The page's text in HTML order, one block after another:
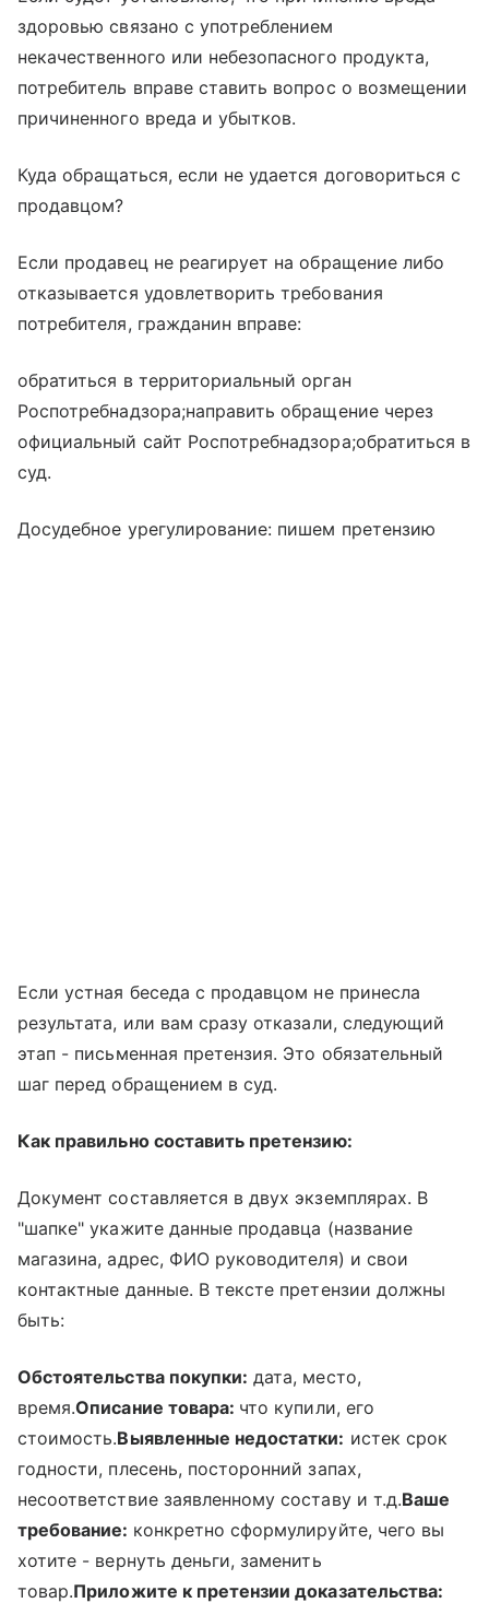
здоровью связано с употреблением
некачественного или небезопасного продукта,
потребитель вправе ставить вопрос о возмещении
причиненного вреда и убытков.
Куда обращаться, если не удается договориться с
продавцом?
Если продавец не реагирует на обращение либо
отказывается удовлетворить требования
потребителя, гражданин вправе:
обратиться в территориальный орган
Роспотребнадзора;направить обращение через
официальный сайт Роспотребнадзора;обратиться в
суд.
Досудебное урегулирование: пишем претензию
Если устная беседа с продавцом не принесла
результата, или вам сразу отказали, следующий
этап - письменная претензия. Это обязательный
шаг перед обращением в суд.
Как правильно составить претензию:
Документ составляется в двух экземплярах. В
"шапке" укажите данные продавца (название
магазина, адрес, ФИО руководителя) и свои
контактные данные. В тексте претензии должны
быть:
Обстоятельства покупки: дата, место,
время.Описание товара: что купили, его
стоимость.Выявленные недостатки: истек срок
годности, плесень, посторонний запах,
несоответствие заявленному составу и т.д.Ваше
требование: конкретно сформулируйте, чего вы
хотите - вернуть деньги, заменить
товар.Приложите к претензии доказательства: